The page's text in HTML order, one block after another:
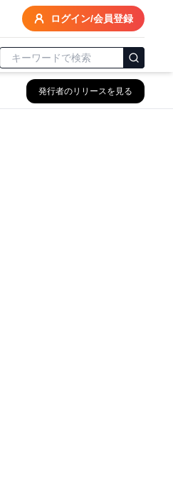
ログイン/会員登録
発行者のリリースを見る